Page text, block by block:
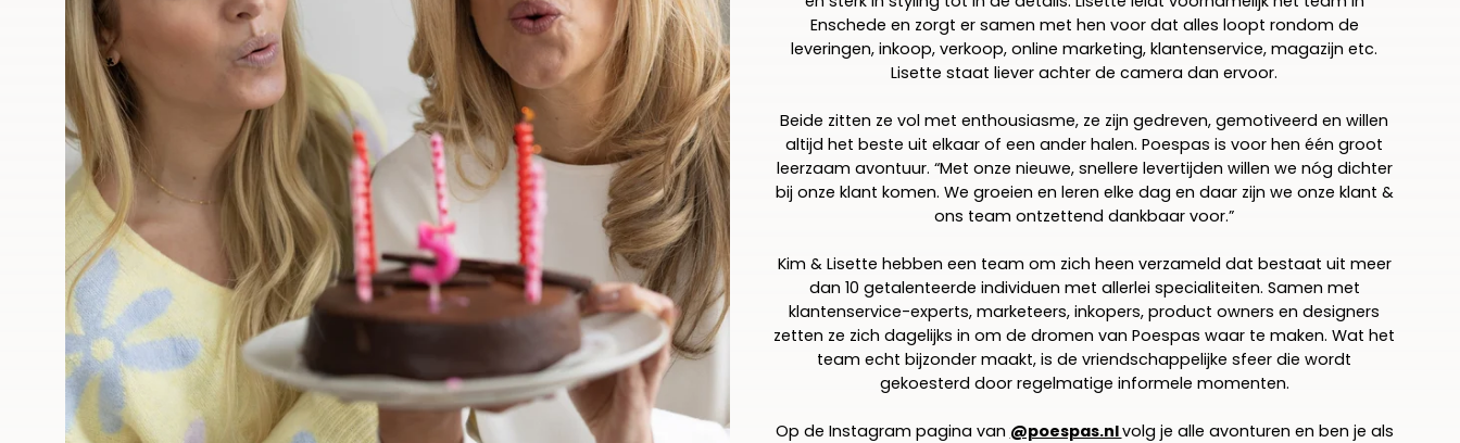
Enschede en zorgt er samen met hen voor dat alles loopt rondom de
leveringen, inkoop, verkoop, online marketing, klantenservice, magazijn etc.
Lisette staat liever achter de camera dan ervoor.
Beide zitten ze vol met enthousiasme, ze zijn gedreven, gemotiveerd en willen
altijd het beste uit elkaar of een ander halen. Poespas is voor hen één groot
leerzaam avontuur. “Met onze nieuwe, snellere levertijden willen we nóg dichter
bij onze klant komen. We groeien en leren elke dag en daar zijn we onze klant &
ons team ontzettend dankbaar voor.”
Kim & Lisette hebben een team om zich heen verzameld dat bestaat uit meer
dan 10 getalenteerde individuen met allerlei specialiteiten. Samen met
klantenservice-experts, marketeers, inkopers, product owners en designers
zetten ze zich dagelijks in om de dromen van Poespas waar te maken. Wat het
team echt bijzonder maakt, is de vriendschappelijke sfeer die wordt
gekoesterd door regelmatige informele momenten.
Op de Instagram pagina van @poespas.nlvolg je alle avonturen en ben je als